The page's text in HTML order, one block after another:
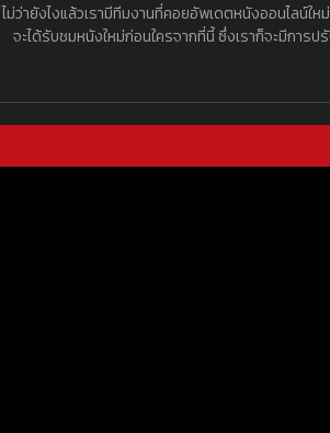
ไม่ว่ายังไงแล้วเรามีทีมงานที่คอยอัพเดตหนังออนไลน์ใ
จะได้รับชมหนังใหม่ก่อนใครจากที่นี้ ซึ่งเราก็จะมีการ